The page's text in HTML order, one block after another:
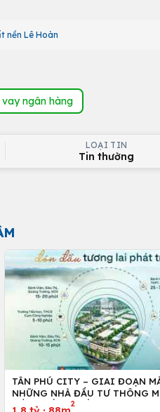
nền Lê Hoàn
vay ngân hàng
LOẠI TIN
Tin thường
TÂN PHÚ CITY – GIAI ĐOẠN
NHỮNG NHÀ ĐẦU TƯ THÔNG
ĐẦU XUỐNG TIỀN
2